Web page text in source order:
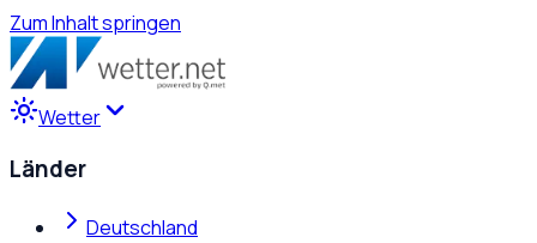
Zum Inhalt springen
Wetter
Länder
Deutschland